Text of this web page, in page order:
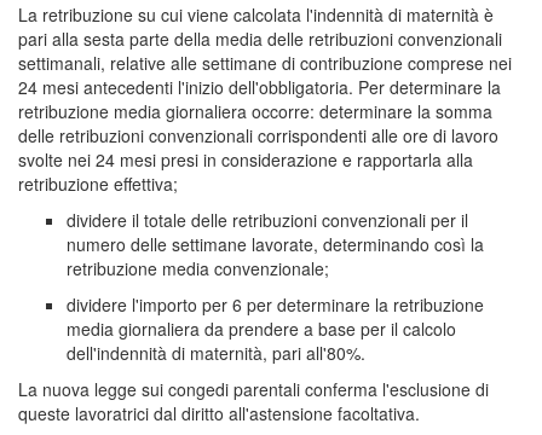
La retribuzione su cui viene calcolata l'indennità di maternità è
pari alla sesta parte della media delle retribuzioni convenzionali
settimanali, relative alle settimane di contribuzione comprese nei
24 mesi antecedenti l'inizio dell'obbligatoria. Per determinare la
retribuzione media giornaliera occorre: determinare la somma
delle retribuzioni convenzionali corrispondenti alle ore di lavoro
svolte nei 24 mesi presi in considerazione e rapportarla alla
retribuzione effettiva;
dividere il totale delle retribuzioni convenzionali per il
numero delle settimane lavorate, determinando così la
retribuzione media convenzionale;
dividere l'importo per 6 per determinare la retribuzione
media giornaliera da prendere a base per il calcolo
dell'indennità di maternità, pari all'80%.
La nuova legge sui congedi parentali conferma l'esclusione di
queste lavoratrici dal diritto all'astensione facoltativa.